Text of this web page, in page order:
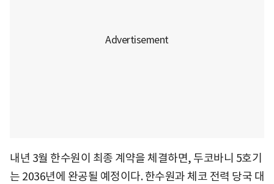
내년 3월 한수원이 최종 계약을 체결하면, 두코바니 5호기
는 2036년에 완공될 예정이다. 한수원과 체코 전력 당국 대